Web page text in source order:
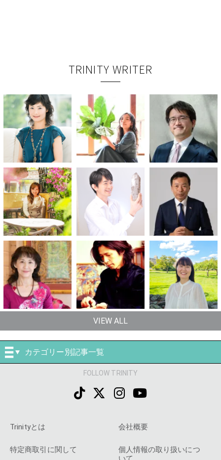
TRINITY WRITER
VIEW ALL
カテゴリー別記事一覧
FOLLOW TRINITY
Trinityとは 会社概要
特定商取引に関して
個人情報の取り扱いにつ